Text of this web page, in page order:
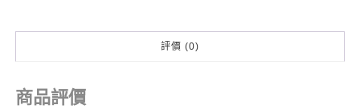
評價 (0)
商品評價